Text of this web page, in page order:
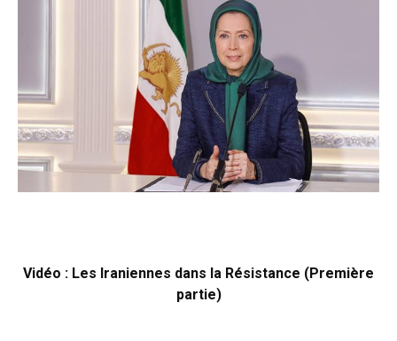
Vidéo : Les Iraniennes dans la Résistance (Première
partie)